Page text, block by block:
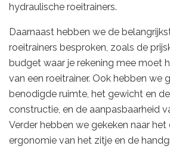
hydraulische roeitrainers.
Daarnaast hebben we de
roeitrainers besproken, zoals de
budget waar je rekening mee moet
van een roeitrainer. Ook hebben we
benodigde ruimte, het gewicht en
constructie, en de aanpasbaarheid
Verder hebben we gekeken naar
ergonomie van het zitje en de